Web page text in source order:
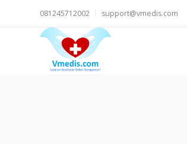
081245712002 support@vmedis.com